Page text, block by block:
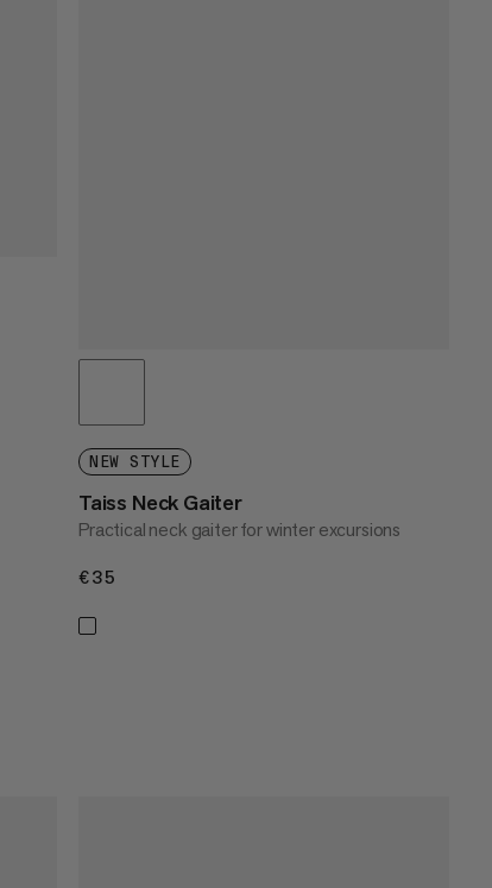
NEW STYLE
Taiss Neck Gaiter
Practical neck gaiter for winter excursions
€35